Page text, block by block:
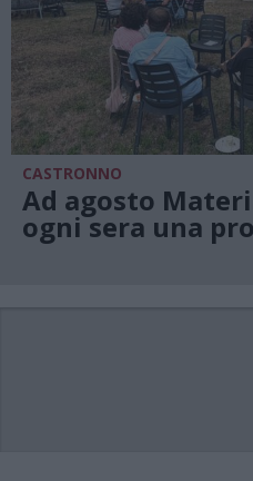
CASTRONNO
Ad agosto
ogni sera una